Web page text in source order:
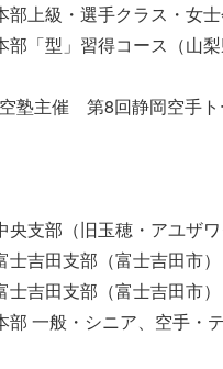
上級・選手クラス・女
「型」習得コース（山
塾主催 第8回静岡空手
支部（旧玉穂・アユザワ
吉田支部（富士吉田市）
吉田支部（富士吉田市）
一般・シニア、空手・